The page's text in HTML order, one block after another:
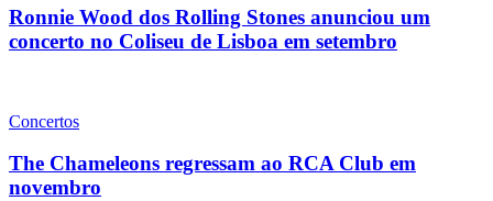
Ronnie Wood dos Rolling Stones anunciou um
concerto no Coliseu de Lisboa em setembro
Concertos
The Chameleons regressam ao RCA Club em
novembro